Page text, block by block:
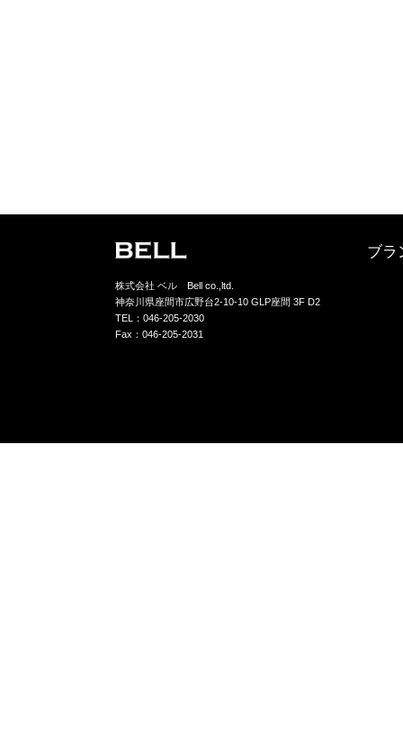
株式会社 ベル Bell co.,ltd.
神奈川県座間市広野台2-10-10 GLP座間 3F D2
TEL：046-205-2030
Fax：046-205-2031
ブラ